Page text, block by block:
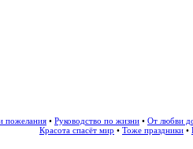
пожелания • Руководство по жизни • От любви
Красота спасёт мир • Тоже праздники •